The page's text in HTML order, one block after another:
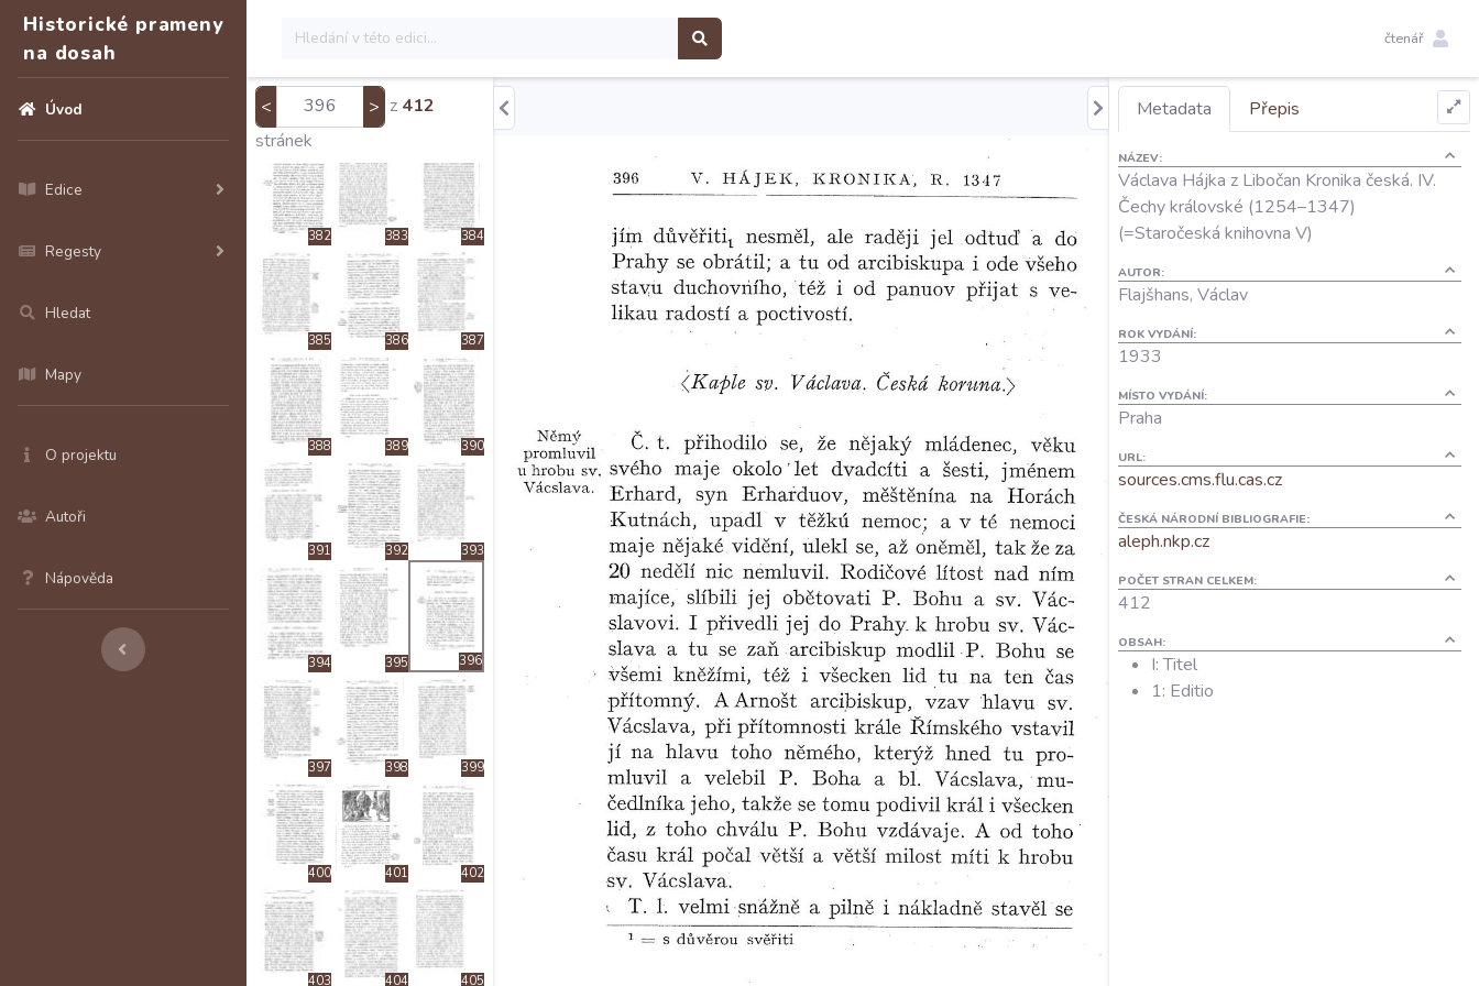
Historické prameny
na dosah
Úvod
Edice
Regesty
Hledat
Mapy
O projektu
Autoři
Nápověda
čtenář
< > z 412
stránek379
382 383 384
385 386 387
388 389 390
391 392 393
394 395 396
397 398 399
400 401 402
403 404 405
Metadata Přepis
NÁZEV:
Václava Hájka z Libočan Kronika česká. IV.
Čechy královské (1254–1347)
(=Staročeská knihovna V)
AUTOR:
Flajšhans, Václav
ROK VYDÁNÍ:
1933
MÍSTO VYDÁNÍ:
Praha
URL:
sources.cms.flu.cas.cz
ČESKÁ NÁRODNÍ BIBLIOGRAFIE:
aleph.nkp.cz
POČET STRAN CELKEM:
412
OBSAH:
I: Titel
1: Editio